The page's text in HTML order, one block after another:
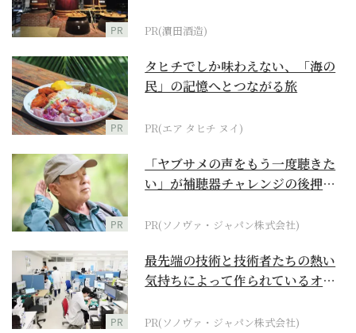
PR PR(濵田酒造)
PR
タヒチでしか味わえない、「海の
民」の記憶へとつながる旅
PR(エア タヒチ ヌイ)
PR
「ヤブサメの声をもう一度聴きた
い」が補聴器チャレンジの後押し
PR(ソノヴァ・ジャパン株式会社)
PR
最先端の技術と技術者たちの熱い
気持ちによって作られているオー
PR(ソノヴァ・ジャパン株式会社)